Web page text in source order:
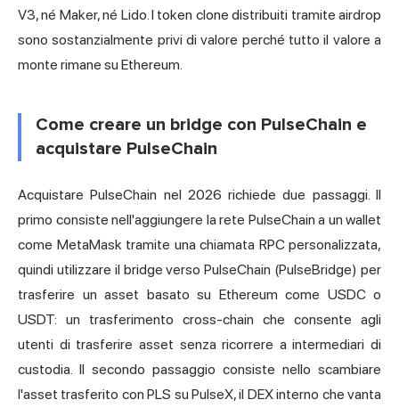
V3, né Maker, né Lido. I token clone distribuiti tramite airdrop
sono sostanzialmente privi di valore perché tutto il valore a
monte rimane su Ethereum.
Come creare un bridge con PulseChain e
acquistare PulseChain
Acquistare PulseChain nel 2026 richiede due passaggi. Il
primo consiste nell'aggiungere la rete PulseChain a un wallet
come MetaMask tramite una chiamata RPC personalizzata,
quindi utilizzare il bridge verso PulseChain (PulseBridge) per
trasferire un asset basato su Ethereum come USDC o
USDT: un trasferimento cross-chain che consente agli
utenti di trasferire asset senza ricorrere a intermediari di
custodia. Il secondo passaggio consiste nello scambiare
l'asset trasferito con PLS su PulseX, il DEX interno che vanta